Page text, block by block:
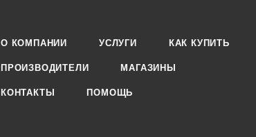
О КОМПАНИИ УСЛУГИ КАК КУПИТЬ
ПРОИЗВОДИТЕЛИ МАГАЗИНЫ
КОНТАКТЫ ПОМОЩЬ